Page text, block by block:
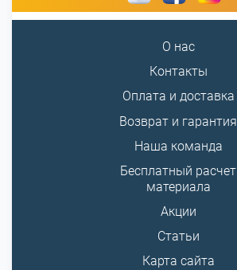
О нас
Контакты
Оплата и доставка
Возврат и гарантия
Наша команда
Бесплатный расчет
материала
Акции
Статьи
Карта сайта